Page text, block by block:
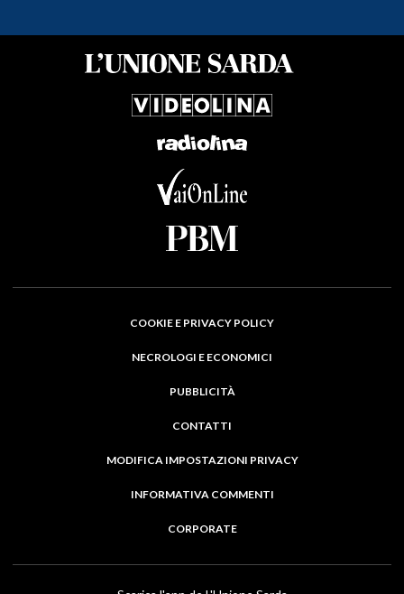
COOKIE E PRIVACY POLICY
NECROLOGI E ECONOMICI
PUBBLICITÀ
CONTATTI
MODIFICA IMPOSTAZIONI PRIVACY
INFORMATIVA COMMENTI
CORPORATE